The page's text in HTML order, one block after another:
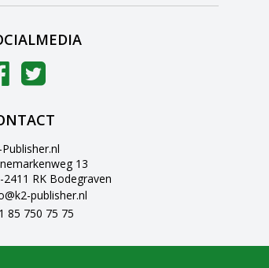
Publisher.nl
13
2411 RK Bodegraven
publisher.nl
85 750 75 75